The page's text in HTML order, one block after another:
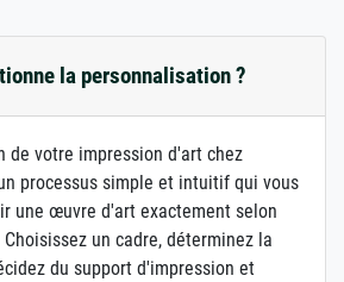
la personnalisation ?
de votre impression d'art chez
processus simple et intuitif qui vous
une œuvre d'art exactement selon
un cadre, déterminez la
du support d'impression et